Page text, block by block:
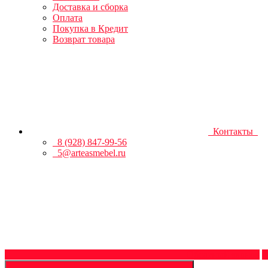
Доставка и сборка
Оплата
Покупка в Кредит
Возврат товара
Контакты
8 (928) 847-99-56
5@arteasmebel.ru